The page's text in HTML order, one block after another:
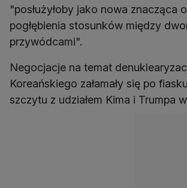
"posłużyłoby jako nowa znacząca
pogłębienia stosunków między
przywódcami".
Negocjacje na temat
Koreańskiego załamały się po
szczytu z udziałem Kima i Trumpa